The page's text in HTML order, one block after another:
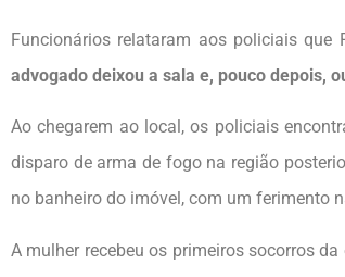
Funcionários relataram aos policiais que
advogado deixou a sala e, pouco depois,
Ao chegarem ao local, os policiais
disparo de arma de fogo na região
no banheiro do imóvel, com um ferimento
A mulher recebeu os primeiros socorros